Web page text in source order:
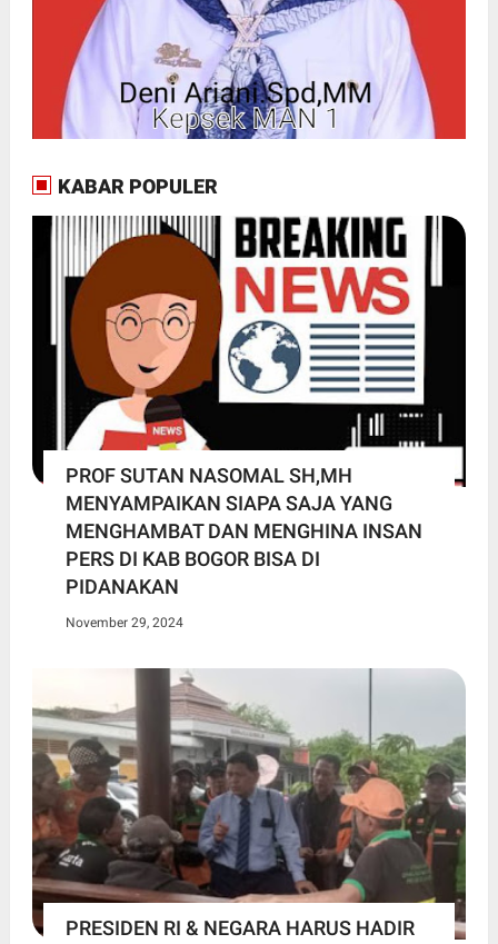
KABAR POPULER
PROF SUTAN NASOMAL SH,MH
MENYAMPAIKAN SIAPA SAJA YANG
MENGHAMBAT DAN MENGHINA INSAN
PERS DI KAB BOGOR BISA DI
PIDANAKAN
November 29, 2024
PRESIDEN RI & NEGARA HARUS HADIR